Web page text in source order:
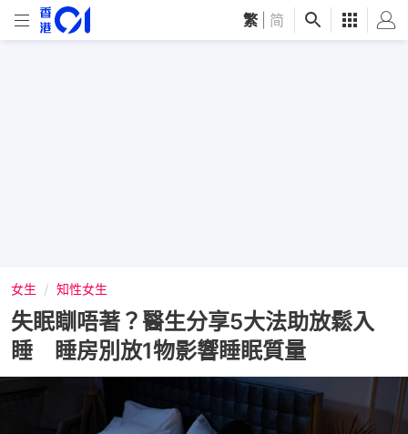
繁 简
女生 知性女生
失眠瞓唔著？醫生分享5大法助放鬆入
睡 睡房別放1物影響睡眠質量